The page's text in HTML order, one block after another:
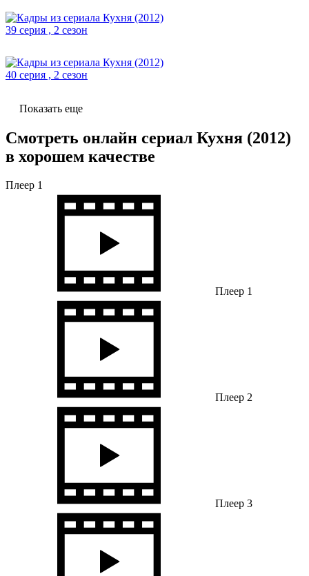
39 серия , 2 сезон
40 серия , 2 сезон
Показать еще
Смотреть онлайн сериал Кухня (2012)
в хорошем качестве
Плеер 1
Плеер 1
Плеер 2
Плеер 3